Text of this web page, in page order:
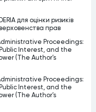
для оцінки ризиків
прав
Proceedings:
Interest, and the
(The Author’s
Proceedings:
Interest, and the
(The Author’s